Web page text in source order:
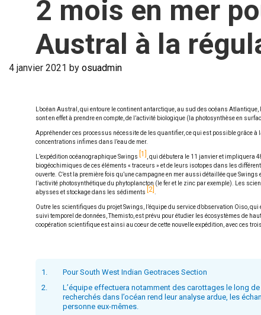
2 mois en mer
Austral à la
4 janvier 2021 by osuadmin
L’océan Austral, qui entoure le continent antarctique, au sud des océans
sont en effet à prendre en compte, de l’activité biologique (la photosynthèse en
Appréhender ces processus nécessite de les quantifier, ce qui est possible grâce
concentrations infimes dans l’eau de mer.
L’expédition océanographique Swings 1
, qui débutera le 11 janvier et impliquera
biogéochimiques de ces éléments « traceurs » et de leurs isotopes dans les
ouverte. C’est la première fois qu’une campagne en mer aussi détaillée que
l’activité photosynthétique du phytoplancton (le fer et le zinc par exemple). Les
abysses et stockage dans les sédiments 2
Outre les scientifiques du projet Swings, l’équipe du service d’observation Oiso, qui
suivi temporel de données, Themisto, est prévu pour étudier les écosystèmes de
coopération scientifique est ainsi au coeur de cette nouvelle expédition, avec ces
1.
Pour South West Indian Geotraces Section
2.
L’équipe effectuera notamment des carottages le long
recherchés dans l’océan rend leur analyse ardue, les
personne eux-mêmes.